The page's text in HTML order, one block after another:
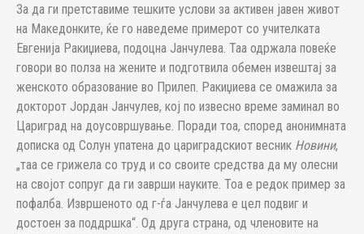
За да ги претставиме тешките услови за активен јавен живот
на Македонките, ќе го наведеме примерот со учителката
Евгенија Ракиџиева, подоцна Јанчулева. Таа одржала повеќе
говори во полза на жените и подготвила обемен извештај за
женското образование во Прилеп. Ракиџиева се омажила за
докторот Јордан Јанчулев, кој по извесно време заминал во
Цариград на доусовршување. Поради тоа, според анонимната
дописка од Солун упатена до цариградскиот весник Новини,
„таа се грижела со труд и со своите средства да му олесни
на својот сопруг да ги заврши науките. Тоа е редок пример за
пофалба. Извршеното од г-ѓа Јанчулева е цел подвиг и
достоен за поддршка“. Од друга страна, од членовите на